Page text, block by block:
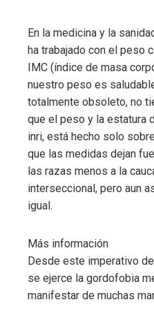
En la medicina y la
ha trabajado con el peso
IMC (índice de masa
nuestro peso es
totalmente obsoleto, no
que el peso y la estatura
inri, está hecho solo
que las medidas dejan
las razas menos a la
interseccional, pero aun
igual.
Más información
Desde este imperativo
se ejerce la gordofobia
manifestar de muchas